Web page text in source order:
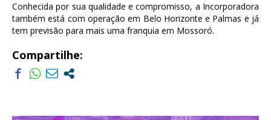
Conhecida por sua qualidade e compromisso, a Incorporadora
também está com operação em Belo Horizonte e Palmas e já
tem previsão para mais uma franquia em Mossoró.
Compartilhe: